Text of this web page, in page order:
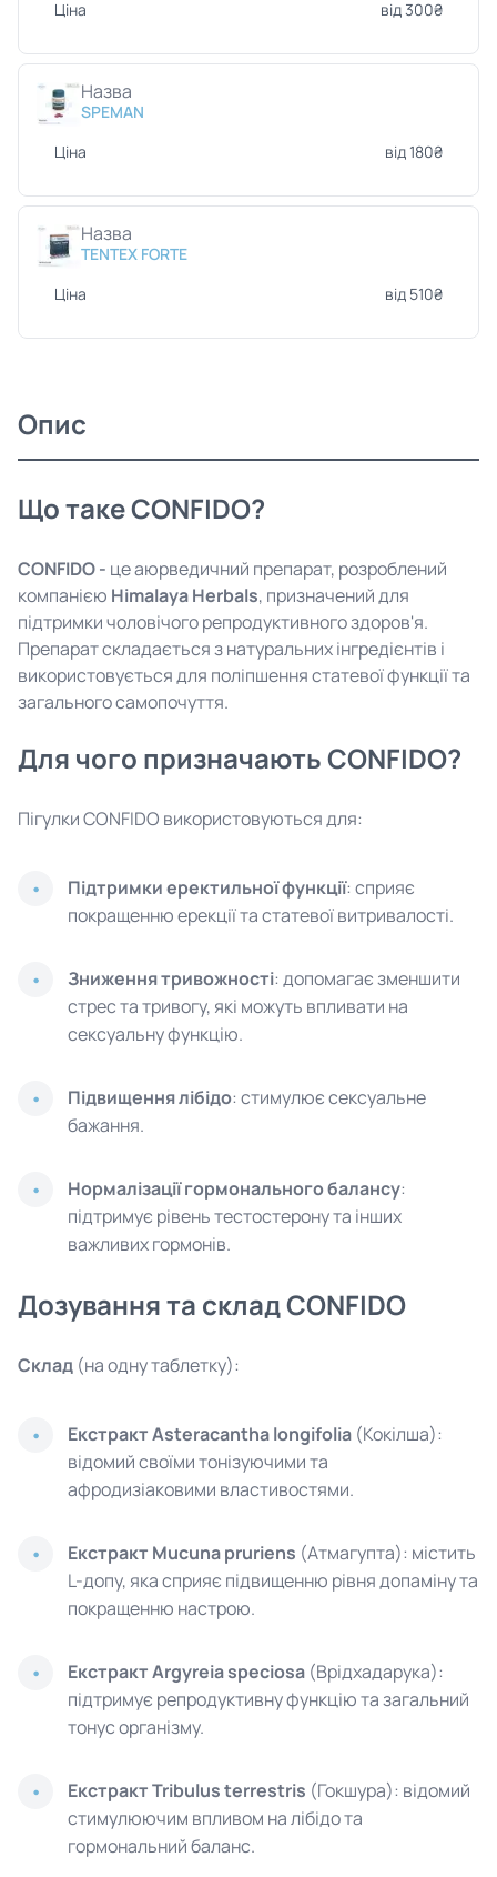
Ціна від 300₴
Назва
SPEMAN
Ціна
від 180₴
Назва
TENTEX FORTE
Ціна
від 510₴
Опис
Що таке CONFIDO?
CONFIDO - це аюрведичний препарат, розроблений
компанією Himalaya Herbals, призначений для
підтримки чоловічого репродуктивного здоров'я.
Препарат складається з натуральних інгредієнтів і
використовується для поліпшення статевої функції та
загального самопочуття.
Для чого призначають CONFIDO?
Пігулки CONFIDO використовуються для:
Підтримки еректильної функції: сприяє
покращенню ерекції та статевої витривалості.
Зниження тривожності: допомагає зменшити
стрес та тривогу, які можуть впливати на
сексуальну функцію.
Підвищення лібідо: стимулює сексуальне
бажання.
Нормалізації гормонального балансу:
підтримує рівень тестостерону та інших
важливих гормонів.
Дозування та склад CONFIDO
Склад (на одну таблетку):
Екстракт Asteracantha longifolia (Кокілша):
відомий своїми тонізуючими та
афродизіаковими властивостями.
Екстракт Mucuna pruriens (Атмагупта): містить
L-допу, яка сприяє підвищенню рівня допаміну та
покращенню настрою.
Екстракт Argyreia speciosa (Врідхадарука):
підтримує репродуктивну функцію та загальний
тонус організму.
Екстракт Tribulus terrestris (Гокшура): відомий
стимулюючим впливом на лібідо та
гормональний баланс.